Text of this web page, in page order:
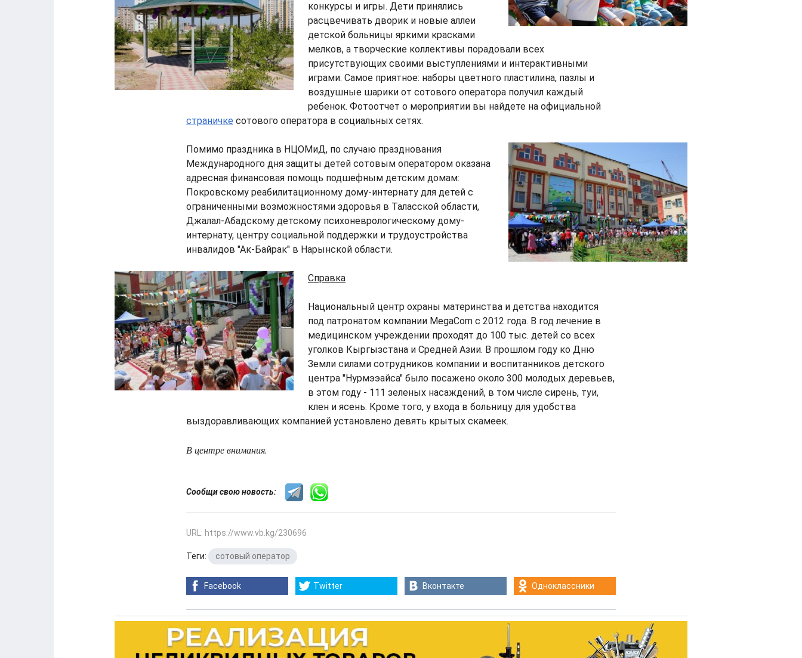
конкурсы и игры. Дети принялись
расцвечивать дворик и новые аллеи
детской больницы яркими красками
мелков, а творческие коллективы порадовали всех
присутствующих своими выступлениями и интерактивными
играми. Самое приятное: наборы цветного пластилина, пазлы и
воздушные шарики от сотового оператора получил каждый
ребенок. Фотоотчет о мероприятии вы найдете на официальной
страничке сотового оператора в социальных сетях.
Помимо праздника в НЦОМиД, по случаю празднования
Международного дня защиты детей сотовым оператором оказана
адресная финансовая помощь подшефным детским домам:
Покровскому реабилитационному дому-интернату для детей с
ограниченными возможностями здоровья в Таласской области,
Джалал-Абадскому детскому психоневрологическому дому-
интернату, центру социальной поддержки и трудоустройства
инвалидов "Ак-Байрак" в Нарынской области.
Справка
Национальный центр охраны материнства и детства находится
под патронатом компании MegaCom с 2012 года. В год лечение в
медицинском учреждении проходят до 100 тыс. детей со всех
уголков Кыргызстана и Средней Азии. В прошлом году ко Дню
Земли силами сотрудников компании и воспитанников детского
центра "Нурмээайса" было посажено около 300 молодых деревьев,
в этом году - 111 зеленых насаждений, в том числе сирень, туи,
клен и ясень. Кроме того, у входа в больницу для удобства
выздоравливающих компанией установлено девять крытых скамеек.
В центре внимания.
Сообщи свою новость:
URL: https://www.vb.kg/230696
Теги: сотовый оператор
Facebook Twitter Вконтакте Одноклассники